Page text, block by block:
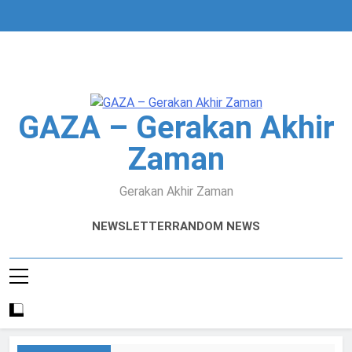
GAZA – Gerakan Akhir
Zaman
Gerakan Akhir Zaman
NEWSLETTERRANDOM NEWS